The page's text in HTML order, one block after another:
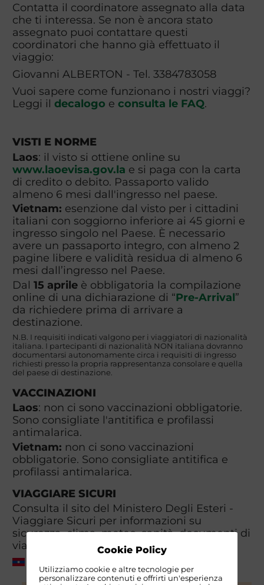
Cookie Policy
Utilizziamo cookie e altre tecnologie per
personalizzare contenuti e offrirti un'esperienza
Contatta il coordinatore assegnato alla data
che ti interessa. Se non è ancora stato
assegnato puoi contattare questi
coordinatori che hanno già effettuato il
viaggio:
Giovanni ALBERTON - Tel. 3384783058
Vuoi sapere come funzionano i nostri viaggi?
Leggi il decalogo e consulta le FAQ.
VISTI E NORME
Laos: il visto si ottiene online su
www.laoevisa.gov.la e si paga con la carta
di credito o debito. Passaporto valido
almeno 6 mesi dall'ingresso nel paese.
Vietnam: esenzione dal visto per i cittadini
italiani con soggiorno inferiore ai 45 giorni e
ingresso singolo nel Paese. È necessario
avere un passaporto integro, con almeno 2
pagine libere e validità residua di almeno 6
mesi dall’ingresso nel Paese.
Dal 15 aprileè obbligatoria la compilazione
online di una dichiarazione di “Pre-Arrival”
da richiedere prima di arrivare a
destinazione.
N.B. I requisiti indicati valgono per i viaggiatori di nazionalità
italiana. I partecipanti di nazionalità NON italiana dovranno
documentarsi autonomamente circa i requisiti di ingresso
richiesti presso la propria rappresentanza consolare e quella
del paese di destinazione.
VACCINAZIONI
Laos: non ci sono vaccinazioni obbligatorie.
Sono consigliate l'antitifica e profilassi
antimalarica.
Vietnam: non ci sono vaccinazioni
obbligatorie. Sono consigliate antitifica e
profilassi antimalarica.
VIAGGIARE SICURI
Consulta il sito del Ministero Degli Esteri -
Viaggiare Sicuri per informazioni su
sicurezza, clima, meteo, sanità, documenti di
viaggio, visti e valuta.